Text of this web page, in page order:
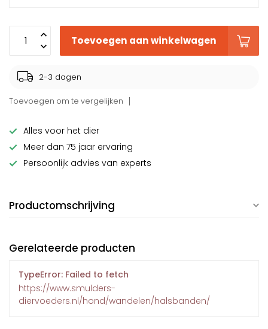
Toevoegen aan winkelwagen
2-3 dagen
Toevoegen om te vergelijken
Alles voor het dier
Meer dan 75 jaar ervaring
Persoonlijk advies van experts
Productomschrijving
Gerelateerde producten
TypeError: Failed to fetch
https://www.smulders-
diervoeders.nl/hond/wandelen/halsbanden/